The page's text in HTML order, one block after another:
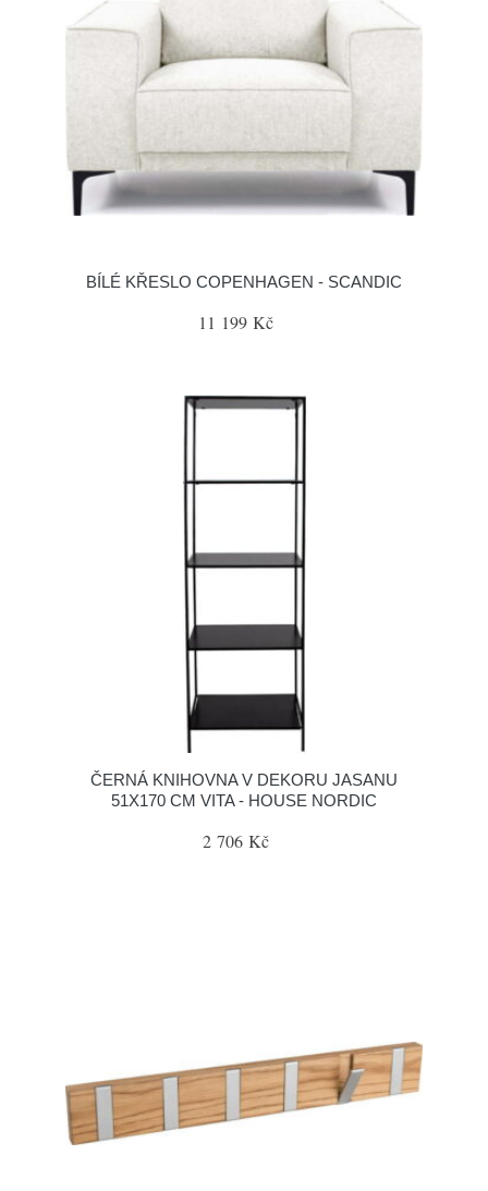
BÍLÉ KŘESLO COPENHAGEN - SCANDIC
11 199 Kč
ČERNÁ KNIHOVNA V DEKORU JASANU
51X170 CM VITA - HOUSE NORDIC
2 706 Kč